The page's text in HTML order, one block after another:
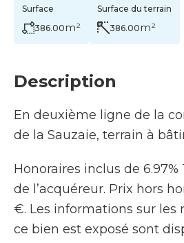
Surface
386.00m²
Surface du terrain
386.00m²
Description
En deuxième ligne de la
de la Sauzaie, terrain à
Honoraires inclus de 6.97%
de l’acquéreur. Prix hors
€. Les informations sur les
ce bien est exposé sont